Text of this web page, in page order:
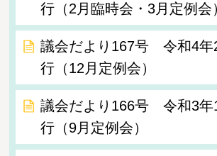
行（2月臨時会・3月定例会
議会だより167号 令和4年
行（12月定例会）
議会だより166号 令和3年
行（9月定例会）